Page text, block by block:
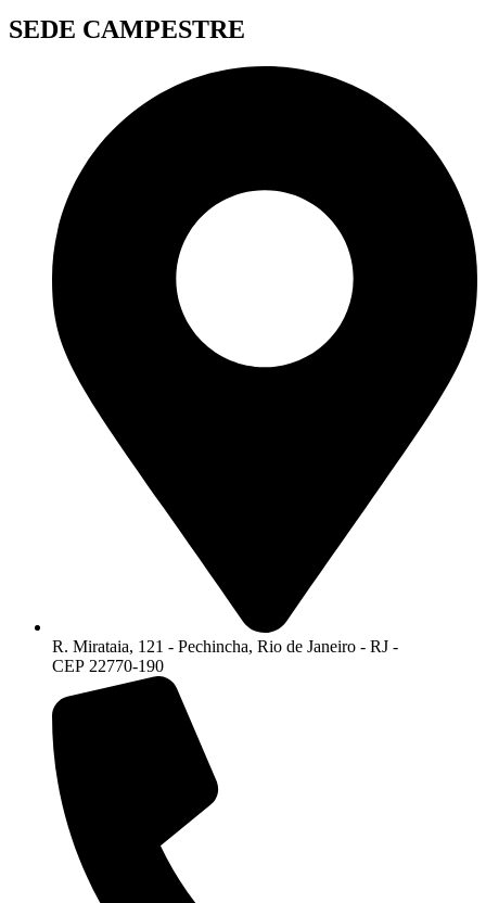
SEDE CAMPESTRE
R. Mirataia, 121 - Pechincha, Rio de Janeiro - RJ -
CEP 22770-190